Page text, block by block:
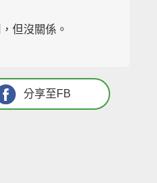
但沒關係。
分享至FB